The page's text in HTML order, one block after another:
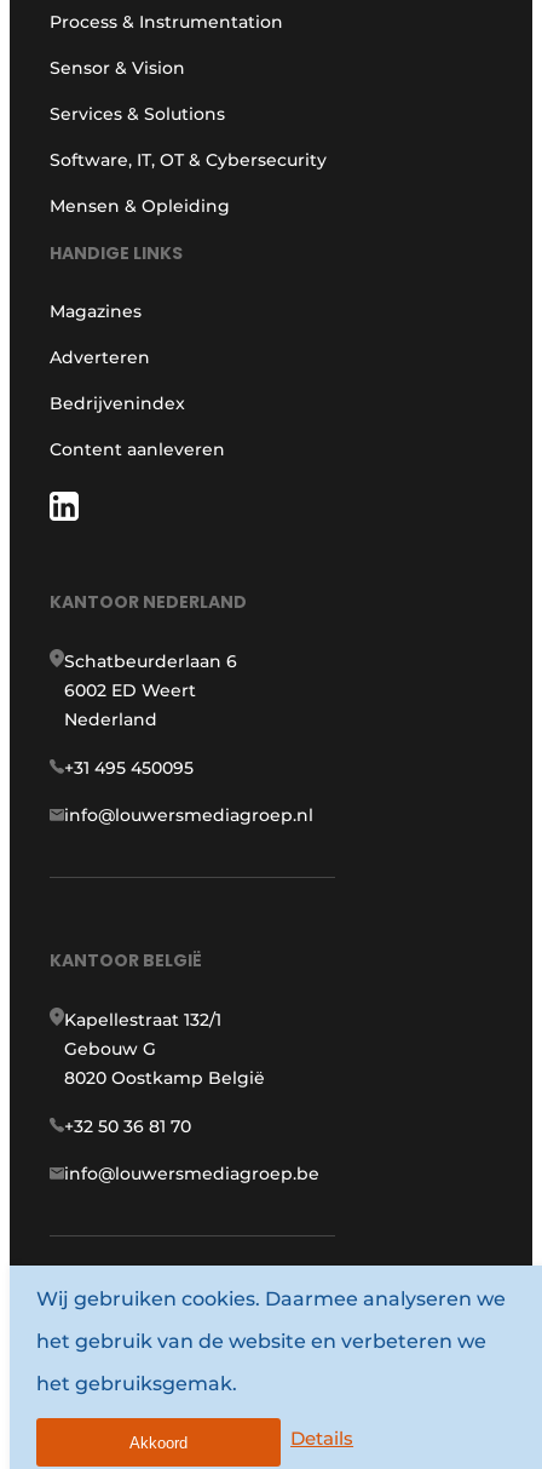
Process & Instrumentation
Sensor & Vision
Services & Solutions
Software, IT, OT & Cybersecurity
Mensen & Opleiding
HANDIGE LINKS
Magazines
Adverteren
Bedrijvenindex
Content aanleveren
KANTOOR NEDERLAND
Schatbeurderlaan 6
6002 ED Weert
Nederland
+31 495 450095
info@louwersmediagroep.nl
KANTOOR BELGIË
Kapellestraat 132/1
Gebouw G
8020 Oostkamp België
+32 50 36 81 70
info@louwersmediagroep.be
www.louwersmediagroep.com
© 1987 - 2026 Louwersmediagroep.
Algemene voorwaarden
Wij gebruiken cookies. Daarmee analyseren we
het gebruik van de website en verbeteren we
het gebruiksgemak.
Details
Akkoord